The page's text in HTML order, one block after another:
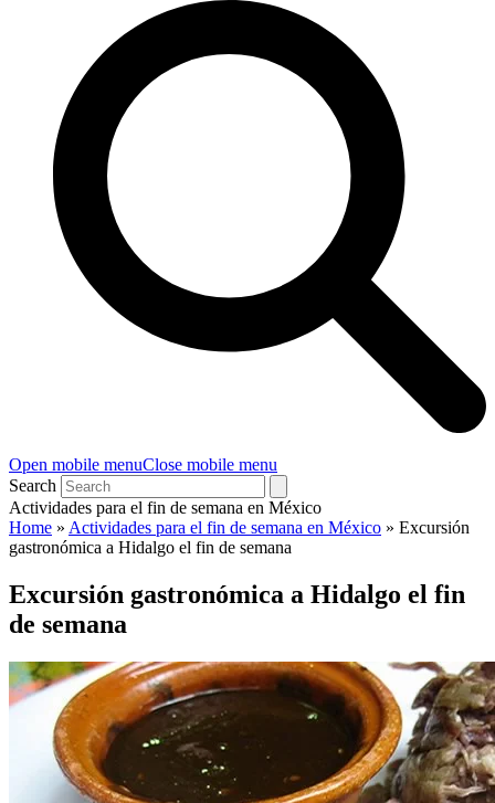
Open mobile menuClose mobile menu
Search
Actividades para el fin de semana en México
Home » Actividades para el fin de semana en México » Excursión
gastronómica a Hidalgo el fin de semana
Excursión gastronómica a Hidalgo el fin
de semana